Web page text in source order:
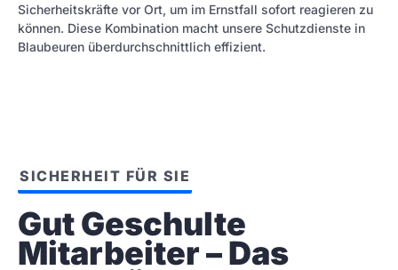
Sicherheitskräfte vor Ort, um im Ernstfall sofort reagieren zu
können. Diese Kombination macht unsere Schutzdienste in
Blaubeuren überdurchschnittlich effizient.
SICHERHEIT FÜR SIE
Gut Geschulte
Mitarbeiter – Das